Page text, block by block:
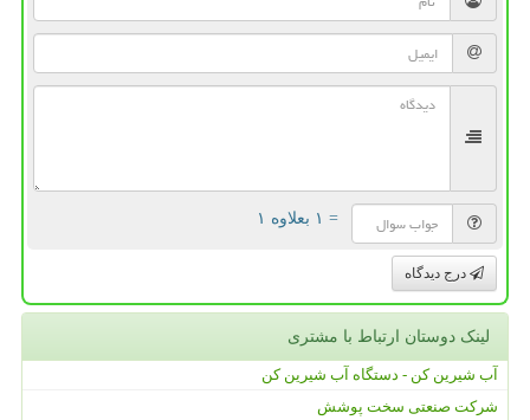
= ۱ بعلاوه ۱
درج دیدگاه
لینک دوستان ارتباط با مشتری
آب شیرین کن - دستگاه آب شیرین کن
شرکت صنعتی سخت پوشش